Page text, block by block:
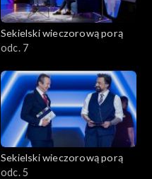
Sekielski wieczorową porą
odc. 7
Sekielski wieczorową porą
odc. 5